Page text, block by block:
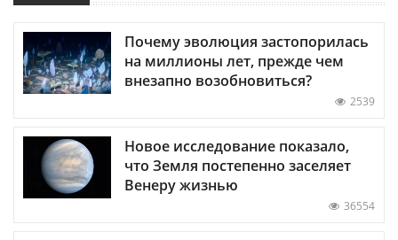
Почему эволюция застопорилась
на миллионы лет, прежде чем
внезапно возобновиться?
2539
Новое исследование показало,
что Земля постепенно заселяет
Венеру жизнью
36554